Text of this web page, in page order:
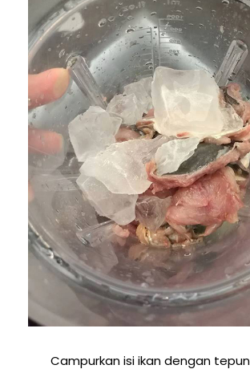
Campurkan isi ikan dengan